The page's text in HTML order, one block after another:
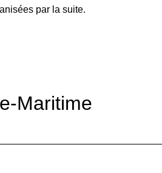
par la suite.
Maritime